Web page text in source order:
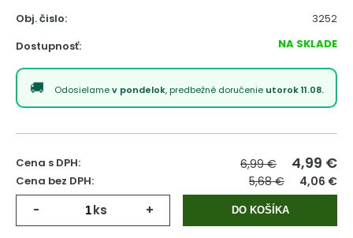
Obj. čislo:
3252
Dostupnosť:
NA SKLADE
Odosielamev pondelok, predbežné doručenie utorok 11.08.
Cena s DPH: 6,99 € 4,99 €
Cena bez DPH: 5,68 € 4,06 €
- ks + DO KOŠÍKA